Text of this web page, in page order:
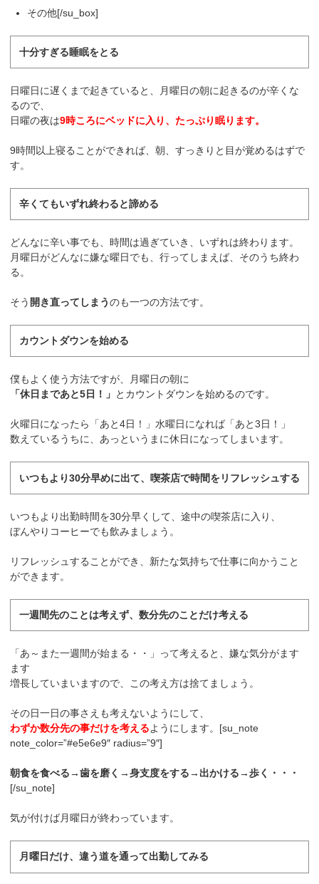
その他[/su_box]
十分すぎる睡眠をとる
日曜日に遅くまで起きていると、月曜日の朝に起きるのが辛くな
るので、
日曜の夜は9時ころにベッドに入り、たっぷり眠ります。
9時間以上寝ることができれば、朝、すっきりと目が覚めるはずで
す。
辛くてもいずれ終わると諦める
どんなに辛い事でも、時間は過ぎていき、いずれは終わります。
月曜日がどんなに嫌な曜日でも、行ってしまえば、そのうち終わ
る。
そう 開き直ってしまうのも一つの方法です。
カウントダウンを始める
僕もよく使う方法ですが、月曜日の朝に
「休日まであと5日！」 とカウントダウンを始めるのです。
火曜日になったら「あと4日！」水曜日になれば「あと3日！」
数えているうちに、あっというまに休日になってしまいます。
いつもより30分早めに出て、喫茶店で時間をリフレッシュする
いつもより出勤時間を30分早くして、途中の喫茶店に入り、
ぼんやりコーヒーでも飲みましょう。
リフレッシュすることができ、新たな気持ちで仕事に向かうこと
ができます。
一週間先のことは考えず、数分先のことだけ考える
「あ～また一週間が始まる・・」って考えると、嫌な気分がます
ます
増長していまいますので、この考え方は捨てましょう。
その日一日の事さえも考えないようにして、
わずか数分先の事だけを考えるようにします。[su_note
note_color=”#e5e6e9″ radius=”9″]
朝食を食べる→歯を磨く→身支度をする→出かける→歩く・・・
[/su_note]
気が付けば月曜日が終わっています。
月曜日だけ、違う道を通って出勤してみる